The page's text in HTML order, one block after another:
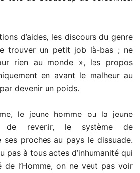
d’aides, les discours du genre
trouver un petit job là-bas ; ne
rien au monde », les propos
en avant le malheur au
devenir un poids.
le jeune homme ou la jeune
de revenir, le système de
ses proches au pays le dissuade.
pas à tous actes d’inhumanité qui
de l’Homme, on ne veut pas voir